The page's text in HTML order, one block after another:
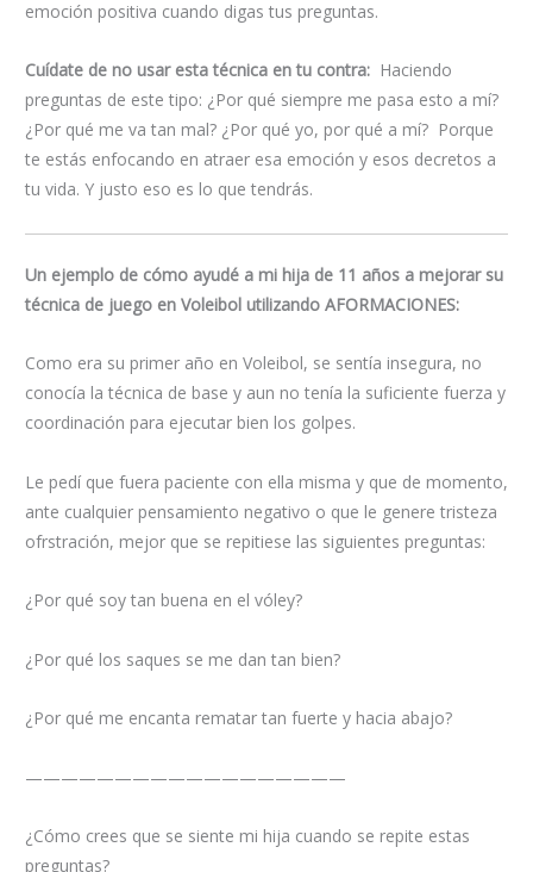
emoción positiva cuando digas tus preguntas.
Cuídate de no usar esta técnica en tu contra: Haciendo
preguntas de este tipo: ¿Por qué siempre me pasa esto a mí?
¿Por qué me va tan mal? ¿Por qué yo, por qué a mí? Porque
te estás enfocando en atraer esa emoción y esos decretos a
tu vida. Y justo eso es lo que tendrás.
Un ejemplo de cómo ayudé a mi hija de 11 años a mejorar su
técnica de juego en Voleibol utilizando AFORMACIONES:
Como era su primer año en Voleibol, se sentía insegura, no
conocía la técnica de base y aun no tenía la suficiente fuerza y
coordinación para ejecutar bien los golpes.
Le pedí que fuera paciente con ella misma y que de momento,
ante cualquier pensamiento negativo o que le genere tristeza
ofrstración, mejor que se repitiese las siguientes preguntas:
¿Por qué soy tan buena en el vóley?
¿Por qué los saques se me dan tan bien?
¿Por qué me encanta rematar tan fuerte y hacia abajo?
——————————————————
¿Cómo crees que se siente mi hija cuando se repite estas
preguntas?